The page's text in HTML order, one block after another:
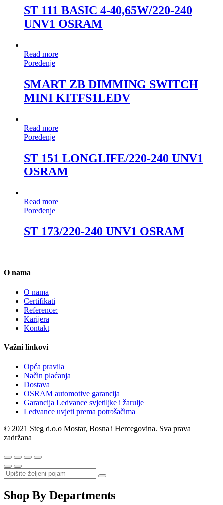
ST 111 BASIC 4-40,65W/220-240
UNV1 OSRAM
Read more
Poređenje
SMART ZB DIMMING SWITCH
MINI KITFS1LEDV
Read more
Poređenje
ST 151 LONGLIFE/220-240 UNV1
OSRAM
Read more
Poređenje
ST 173/220-240 UNV1 OSRAM
O nama
O nama
Certifikati
Reference:
Karijera
Kontakt
Važni linkovi
Opća pravila
Način plaćanja
Dostava
OSRAM automotive garancija
Garancija Ledvance svjetiljke i žarulje
Ledvance uvjeti prema potrošačima
© 2021 Steg d.o.o Mostar, Bosna i Hercegovina. Sva prava
zadržana
Shop By Departments